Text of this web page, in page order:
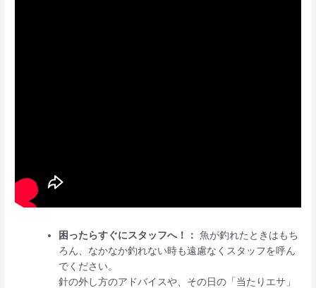
困ったらすぐにスタッフへ！： 魚が釣れたときはもち
ろん、なかなか釣れない時も遠慮なくスタッフを呼ん
でください。
針の外し方のアドバイスや、その日の「当たりエサ」